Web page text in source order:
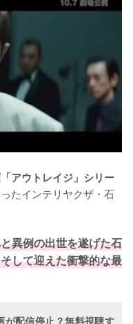
アウトレイジ」シリー
たインテリヤクザ・石
異例の出世を遂げた石
して迎えた衝撃的な最
が配信停止？無料視聴す